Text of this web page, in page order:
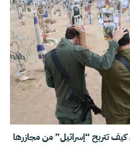
كيف تتربح “إسرائيل” من مجازرها